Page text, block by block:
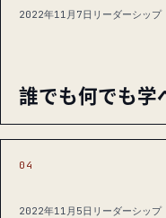
2022年11月7日 リーダーシップ
誰でも何でも学
04
2022年11月5日 リーダーシップ